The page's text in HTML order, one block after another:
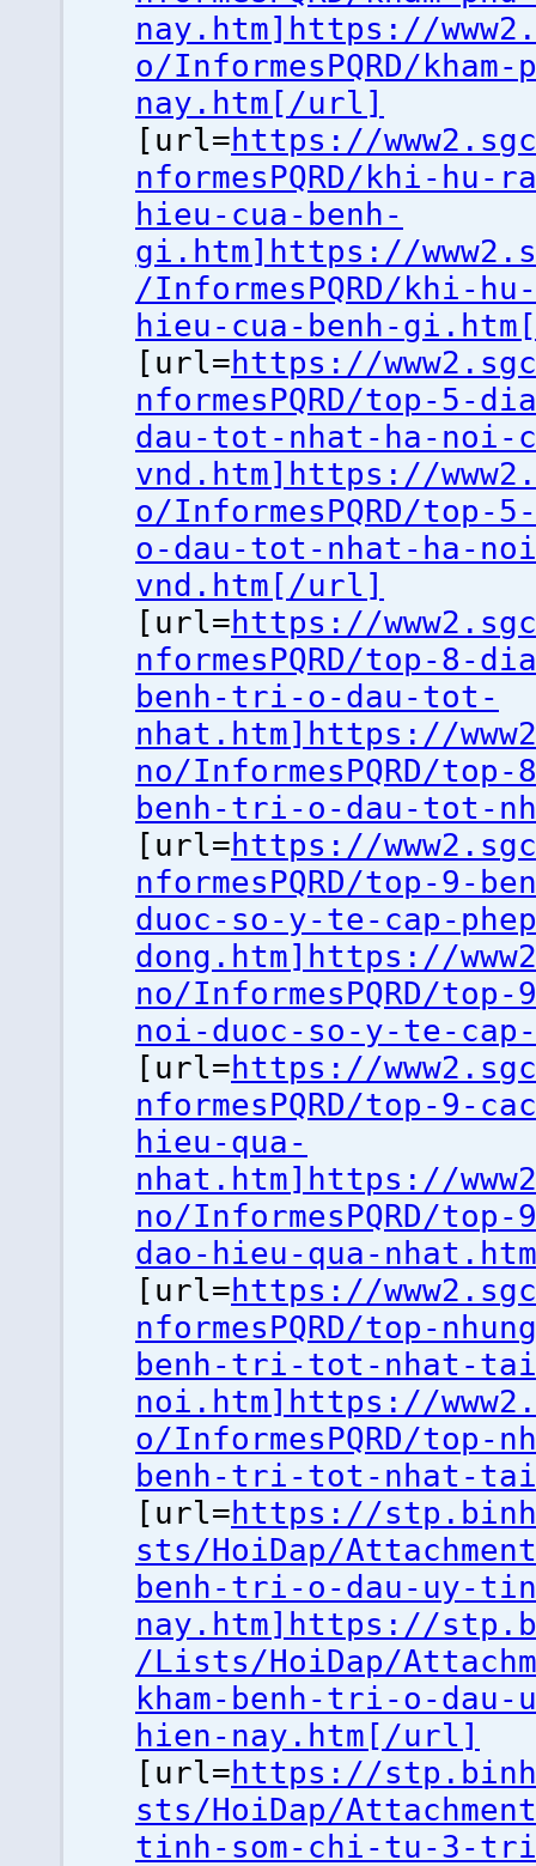
nay.htm]https://
o/InformesPQRD/
nay.htm[/url]
[url=https://
nformesPQRD/khi-
hieu-cua-benh-
gi.htm]https://
/InformesPQRD/khi-
hieu-cua-benh-
[url=https://
nformesPQRD/top-5-
dau-tot-nhat-ha-noi-
vnd.htm]https://
o/InformesPQRD/
o-dau-tot-nhat-ha-
vnd.htm[/url]
[url=https://
nformesPQRD/top-8-
benh-tri-o-dau-tot-
nhat.htm]https://
no/InformesPQRD/
benh-tri-o-dau-tot-
[url=https://
nformesPQRD/top-9-
duoc-so-y-te-cap-
dong.htm]https://
no/InformesPQRD/
noi-duoc-so-y-te-
[url=https://
nformesPQRD/top-9-
hieu-qua-
nhat.htm]https://
no/InformesPQRD/
dao-hieu-qua-
[url=https://
nformesPQRD/top-
benh-tri-tot-nhat-
noi.htm]https://
o/InformesPQRD/top-
benh-tri-tot-nhat-
[url=https://
sts/HoiDap/
benh-tri-o-dau-uy-
nay.htm]https://
/Lists/HoiDap/
kham-benh-tri-o-dau-
hien-nay.htm[/url]
[url=https://
sts/HoiDap/
tinh-som-chi-tu-3-